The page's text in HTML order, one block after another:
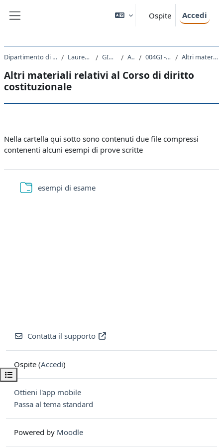
Ospite Accedi
Apri indice del corso
Dipartimento di Scienze Giuridiche, del Linguaggio, dell`Interpretazione e della Traduzione Laurea Magistrale Ciclo Unico 5 anni GI01 - GIURISPRUDENZA A.A. 2024 - 2025 004GI - DIRITTO COSTITUZIONALE 2024 Altri materiali relativi al Corso di diritto costituzionale
Altri materiali relativi al Corso di diritto
costituzionale
Nella cartella qui sotto sono contenuti due file compressi
contenenti alcuni esempi di prove scritte
esempi di esameCartella
Contatta il supporto
Ospite (Accedi)
Ottieni l'app mobile
Passa al tema standard
Powered by Moodle